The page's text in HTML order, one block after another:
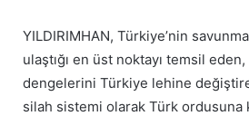
YILDIRIMHAN, Türkiye’nin
ulaştığı en üst noktayı temsil
dengelerini Türkiye lehine
silah sistemi olarak Türk ordusuna